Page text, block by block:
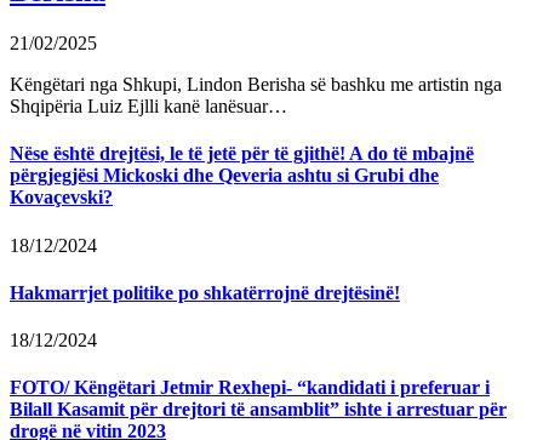
21/02/2025
Këngëtari nga Shkupi, Lindon Berisha së bashku me artistin nga
Shqipëria Luiz Ejlli kanë lanësuar…
Nëse është drejtësi, le të jetë për të gjithë! A do të mbajnë
përgjegjësi Mickoski dhe Qeveria ashtu si Grubi dhe
Kovaçevski?
18/12/2024
Hakmarrjet politike po shkatërrojnë drejtësinë!
18/12/2024
FOTO/ Këngëtari Jetmir Rexhepi- “kandidati i preferuar i
Bilall Kasamit për drejtori të ansamblit” ishte i arrestuar për
drogë në vitin 2023